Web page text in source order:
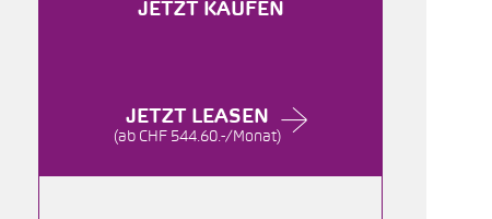
JETZT KAUFEN
JETZT LEASEN
(ab CHF 544.60.-/Monat)